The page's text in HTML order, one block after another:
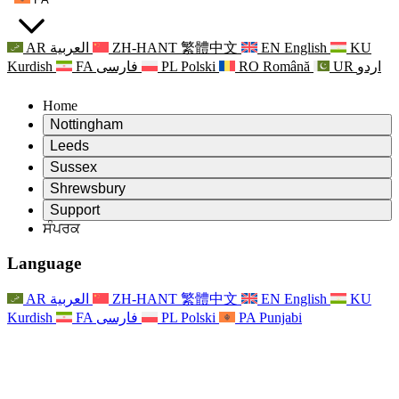
AR العربية ZH-HANT 繁體中文 EN English
KU
Kurdish
FA فارسی PL Polski RO Română UR اردو
Home
Nottingham
Review
ਸਮੀਖਿਆ ਦੇ ਚੇਅਰਮੈਨ
ਸੁਤੰਤਰ ਸਮੀਖਿਆ ਟੀਮ
ਸੰਦਰਭ ਦੀਆਂ ਸ਼ਰਤਾਂ
ਸੁਤੰਤਰ ਸਮੀਖਿਆ ਦੀ ਅੰਤਿਮ ਰਿਪੋਰਟ
ਅਕਸਰ ਪੁੱਛੇ ਜਾਣ ਵਾਲੇ ਸਵਾਲ
ਪਰਿਵਾਰਕ ਫੀਡਬੈਕ ਪ੍ਰਕਿਰਿਆ
ਨਿਊਜ਼ਲੈਟਰ
ਬਾਹਰ ਕੱਡਣਾ
Leeds
Review
ਸਮੀਖਿਆ ਦੇ ਚੇਅਰਮੈਨ
ਸੁਤੰਤਰ ਸਮੀਖਿਆ ਟੀਮ
ਹਵਾਲੇ ਦੀਆਂ ਸ਼ਰਤਾਂ
ਸੰਪਰਕ
ਪਰਿਵਾਰਾਂ ਲਈ ਮਨੋਵਿਗਿਆਨਕ ਸਹਾਇਤਾ
ਪਰਿਵਾਰਾਂ ਲਈ ਅੱਪਡੇਟ
ਘਟਨਾਵਾਂ
For Staff
ਸਟਾਫ ਲਈ ਸਹਾਇਤਾ
Sussex
Review
ਸਮੀਖਿਆ ਦੇ ਚੇਅਰਮੈਨ
ਸੁਤੰਤਰ ਸਮੀਖਿਆ ਟੀਮ
ਸੰਦਰਭ ਦੀਆਂ ਸ਼ਰਤਾਂ
For Families
ਪਰਿਵਾਰਾਂ ਲਈ ਅੱਪਡੇਟ
ਘਟਨਾਵਾਂ
Shrewsbury
Review
ਜਣੇਪਾ ਸਮੀਖਿਆ ਵਾਸਤੇ ਸੰਦਰਭ ਦੀਆਂ ਸ਼ਰਤਾਂ
ਸੁਤੰਤਰ ਸਮੀਖਿਆ ਦੀ ਅੰਤਿਮ ਰਿਪੋਰਟ
ਸੁਤੰਤਰ ਸਮੀਖਿਆ ਦੀ ਪਹਿਲੀ ਰਿਪੋਰਟ
For Families
ਅੱਪਡੇਟ
Support
Leeds
Nottingham
ਪਰਿਵਾਰਕ ਮਨੋਵਿਗਿਆਨਕ ਸਹਾਇਤਾ ਸੇਵਾ
ਮਾਨਸਿਕ ਸਿਹਤ ਸੰਕਟ ਸਹਾਇਤਾ
ਖੇਤਰੀ ਸੇਵਾਵਾਂ ਨੌਟਿੰਘਮ
National
ਸੰਪਰਕ
Language
AR العربية ZH-HANT 繁體中文 EN English
KU
Kurdish
FA فارسی PL Polski PA Punjabi